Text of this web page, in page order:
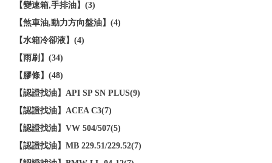
【變速箱,手排油】(3)
【煞車油,動力方向盤油】(4)
【水箱冷卻液】(4)
【雨刷】(34)
【膠條】(48)
【認證找油】API SP SN PLUS(9)
【認證找油】ACEA C3(7)
【認證找油】VW 504/507(5)
【認證找油】MB 229.51/229.52(7)